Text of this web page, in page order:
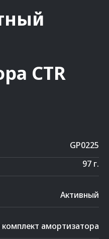
CTR
GP0225
97 г.
Активный
амортизатора